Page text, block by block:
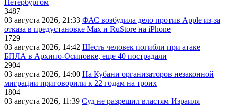
Петербургом
3487
03 августа 2026, 21:33 ФАС возбудила дело против Apple из-за
отказа в предустановке Max и RuStore на iPhone
1729
03 августа 2026, 14:42 Шесть человек погибли при атаке
БПЛА в Архипо-Осиповке, еще 40 пострадали
2904
03 августа 2026, 14:00 На Кубани организаторов незаконной
миграции приговорили к 22 годам на троих
1804
03 августа 2026, 11:39 Суд не разрешил властям Израиля